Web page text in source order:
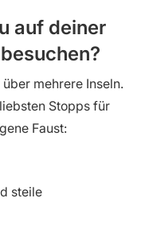
auf deiner
mehrere Inseln.
Stopps für
Faust:
steile